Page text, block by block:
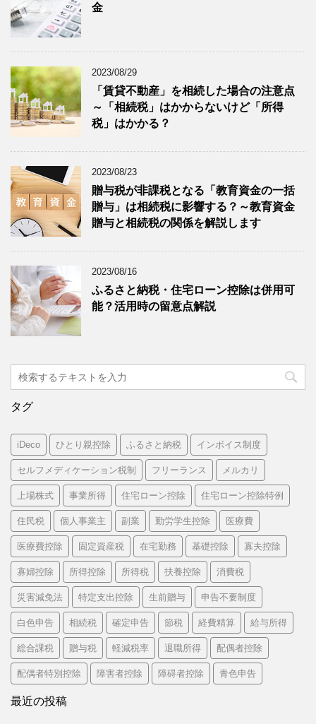
金
2023/08/29
「賃貸不動産」を相続した場合の注意点
～「相続税」はかからないけど「所得
税」はかかる？
2023/08/23
贈与税が非課税となる「教育資金の一括
贈与」は相続税に影響する？～教育資金
贈与と相続税の関係を解説します
2023/08/16
ふるさと納税・住宅ローン控除は併用可
能？活用時の留意点解説
タグ
iDeco ひとり親控除 ふるさと納税 インボイス制度
セルフメディケーション税制 フリーランス メルカリ
上場株式 事業所得 住宅ローン控除 住宅ローン控除特例
住民税 個人事業主 副業 勤労学生控除 医療費
医療費控除 固定資産税 在宅勤務 基礎控除 寡夫控除
寡婦控除 所得控除 所得税 扶養控除 消費税
災害減免法 特定支出控除 生前贈与 申告不要制度
白色申告 相続税 確定申告 節税 経費精算 給与所得
総合課税 贈与税 軽減税率 退職所得 配偶者控除
配偶者特別控除 障害者控除 障碍者控除 青色申告
最近の投稿